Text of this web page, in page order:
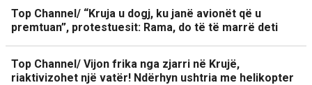
Top Channel/ “Kruja u dogj, ku janë avionët që u
premtuan”, protestuesit: Rama, do të të marrë deti
Top Channel/ Vijon frika nga zjarri në Krujë,
riaktivizohet një vatër! Ndërhyn ushtria me helikopter